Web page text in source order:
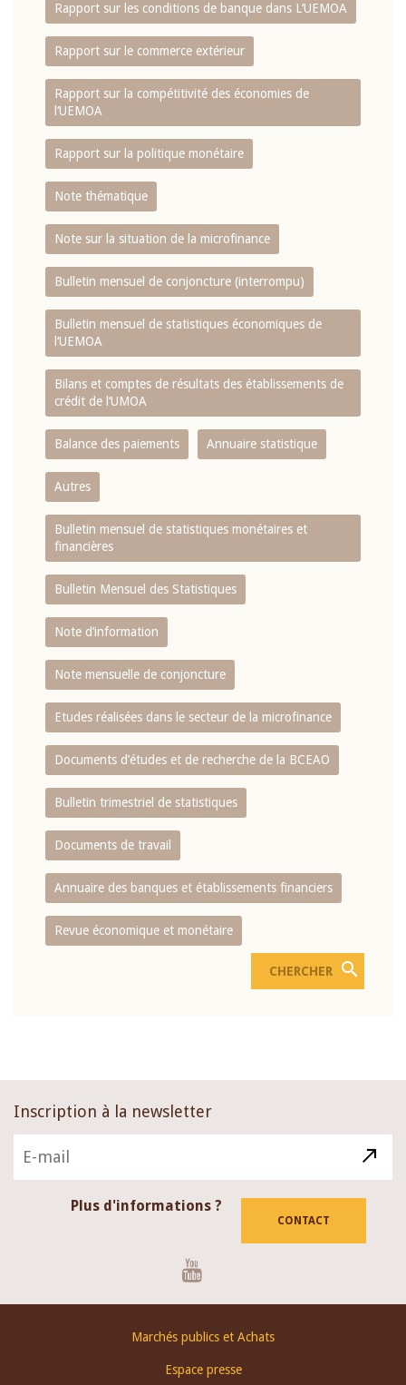
Rapport sur les conditions de banque dans L‘UEMOA
Rapport sur le commerce extérieur
Rapport sur la compétitivité des économies de
l‘UEMOA
Rapport sur la politique monétaire
Note thématique
Note sur la situation de la microfinance
Bulletin mensuel de conjoncture (interrompu)
Bulletin mensuel de statistiques économiques de
l‘UEMOA
Bilans et comptes de résultats des établissements de
crédit de l‘UMOA
Balance des paiements Annuaire statistique
Autres
Bulletin mensuel de statistiques monétaires et
financières
Bulletin Mensuel des Statistiques
Note d’information
Note mensuelle de conjoncture
Etudes réalisées dans le secteur de la microfinance
Documents d’études et de recherche de la BCEAO
Bulletin trimestriel de statistiques
Documents de travail
Annuaire des banques et établissements financiers
Revue économique et monétaire
Inscription à la newsletter
Plus d'informations ?
CONTACT
Marchés publics et Achats
Espace presse